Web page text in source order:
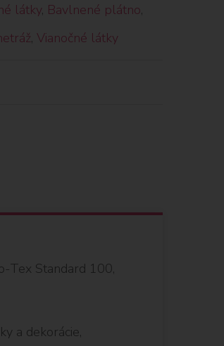
látky, Bavlnené plátno,
, Vianočné látky
Tex Standard 100,
a dekorácie,